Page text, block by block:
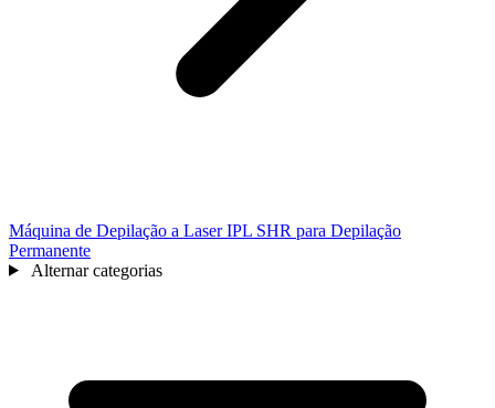
Máquina de Depilação a Laser IPL SHR para Depilação
Permanente
Alternar categorias